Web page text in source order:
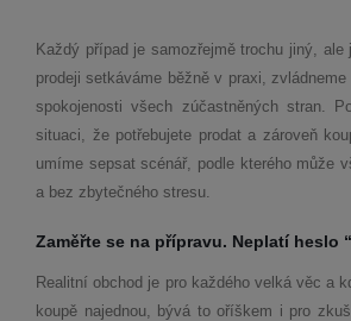
Každý případ je samozřejmě trochu jiný,
prodeji setkáváme běžně v praxi,
spokojenosti všech zúčastněných stran.
situaci, že potřebujete prodat a zároveň
umíme sepsat scénář, podle kterého může
a bez zbytečného stresu.
Zaměřte se na přípravu. Neplatí heslo
Realitní obchod je pro každého velká věc a
koupě najednou, bývá to oříškem i pro